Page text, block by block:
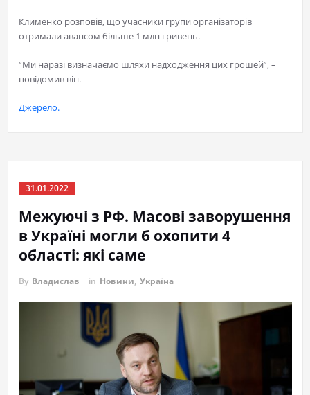
Клименко розповів, що учасники групи організаторів
отримали авансом більше 1 млн гривень.
“Ми наразі визначаємо шляхи надходження цих грошей”, –
повідомив він.
Джерело.
31.01.2022
Межуючі з РФ. Масові заворушення
в Україні могли б охопити 4
області: які саме
By Владислав in Новини, Україна